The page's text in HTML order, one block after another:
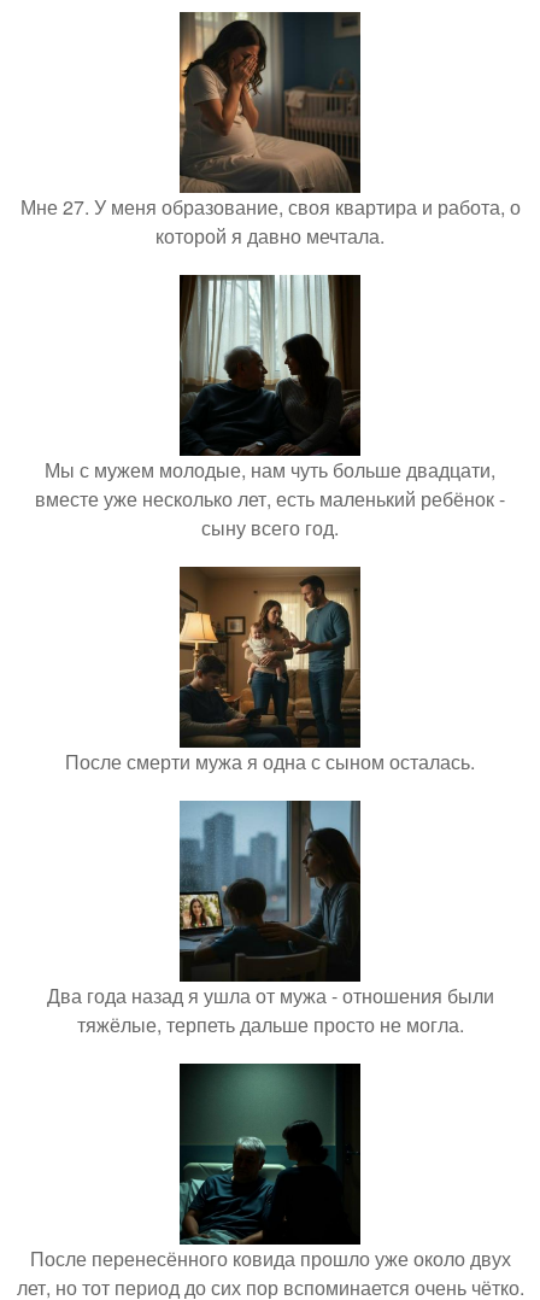
Мне 27. У меня образование, своя квартира и работа, о
которой я давно мечтала.
Мы с мужем молодые, нам чуть больше двадцати,
вместе уже несколько лет, есть маленький ребёнок -
сыну всего год.
После смерти мужа я одна с сыном осталась.
Два года назад я ушла от мужа - отношения были
тяжёлые, терпеть дальше просто не могла.
После перенесённого ковида прошло уже около двух
лет, но тот период до сих пор вспоминается очень чётко.